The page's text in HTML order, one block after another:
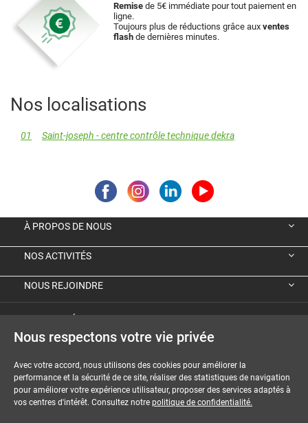
Remise de 5€ immédiate pour tout paiement en
ligne.
Toujours plus de réductions grâce aux ventes
flash de dernières minutes.
Nos localisations
01 Saint-joseph - centre contrôle technique dekra
À PROPOS DE NOUS
NOS ACTIVITÉS
NOUS REJOINDRE
MENTIONS LÉGALES
CGU-CGV
Nous respectons votre vie privée
Avec votre accord, nous utilisons des cookies pour améliorer la
performance et la sécurité de ce site, réaliser des statistiques de navigation
pour améliorer votre expérience utilisateur, proposer des services adaptés à
vos centres d'intérêt. Consultez notre politique de confidentialité.